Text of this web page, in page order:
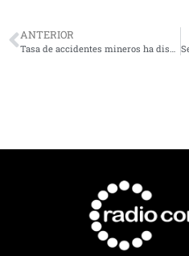
ANTERIOR